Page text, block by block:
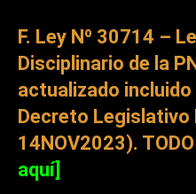
F. Ley Nº 30714 –
Disciplinario de la
actualizado
Decreto Legislativo
14NOV2023). TODO
aquí]